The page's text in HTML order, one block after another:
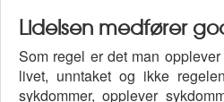
Lidelsen medfører
Som regel er det man
livet, unntaket og ikke
sykdommer, opplever